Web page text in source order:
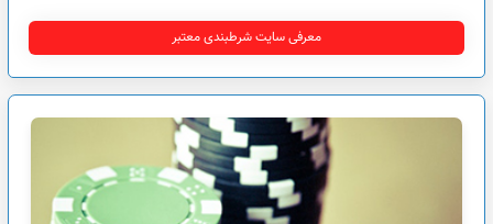
معرفی سایت شرطبندی معتبر